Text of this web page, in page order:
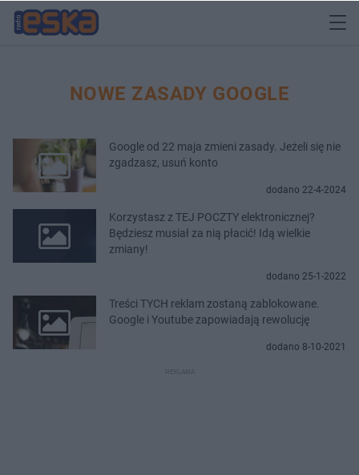
NOWE ZASADY GOOGLE
Google od 22 maja zmieni zasady. Jeżeli się nie
zgadzasz, usuń konto
dodano 22-4-2024
Korzystasz z TEJ POCZTY elektronicznej?
Będziesz musiał za nią płacić! Idą wielkie
zmiany!
dodano 25-1-2022
Treści TYCH reklam zostaną zablokowane.
Google i Youtube zapowiadają rewolucję
dodano 8-10-2021